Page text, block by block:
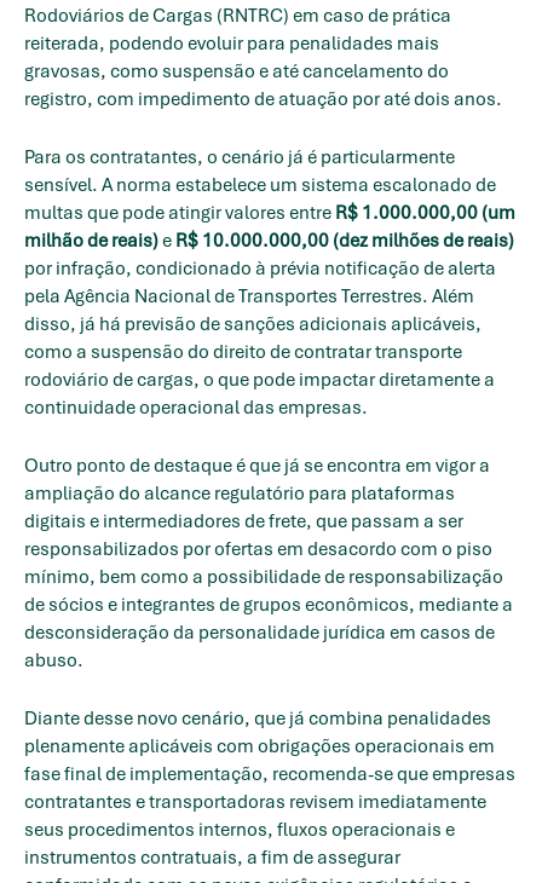
Rodoviários de Cargas (RNTRC) em caso de prática
reiterada, podendo evoluir para penalidades mais
gravosas, como suspensão e até cancelamento do
registro, com impedimento de atuação por até dois anos.
Para os contratantes, o cenário já é particularmente
sensível. A norma estabelece um sistema escalonado de
multas que pode atingir valores entre R$ 1.000.000,00 (um
milhão de reais)e R$ 10.000.000,00 (dez milhões de reais)
por infração, condicionado à prévia notificação de alerta
pela Agência Nacional de Transportes Terrestres. Além
disso, já há previsão de sanções adicionais aplicáveis,
como a suspensão do direito de contratar transporte
rodoviário de cargas, o que pode impactar diretamente a
continuidade operacional das empresas.
Outro ponto de destaque é que já se encontra em vigor a
ampliação do alcance regulatório para plataformas
digitais e intermediadores de frete, que passam a ser
responsabilizados por ofertas em desacordo com o piso
mínimo, bem como a possibilidade de responsabilização
de sócios e integrantes de grupos econômicos, mediante a
desconsideração da personalidade jurídica em casos de
abuso.
Diante desse novo cenário, que já combina penalidades
plenamente aplicáveis com obrigações operacionais em
fase final de implementação, recomenda-se que empresas
contratantes e transportadoras revisem imediatamente
seus procedimentos internos, fluxos operacionais e
instrumentos contratuais, a fim de assegurar